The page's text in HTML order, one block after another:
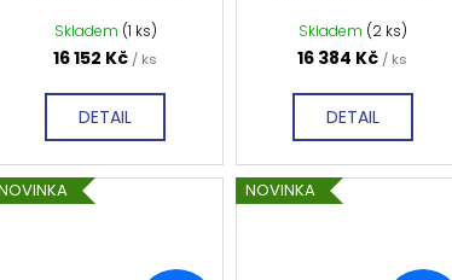
Skladem (1 ks)
16 152 Kč / ks
DETAIL
Skladem (2 ks)
16 384 Kč / ks
DETAIL
NOVINKA